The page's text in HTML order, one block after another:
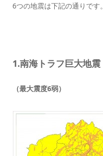
6つの地震は下記の通りです。
1.南海トラフ巨大地震
（最大震度6弱）